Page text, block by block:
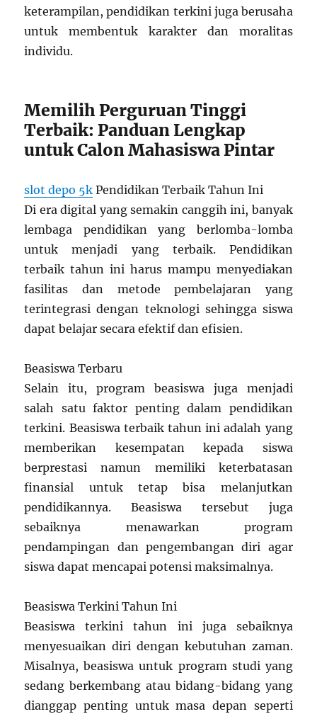
keterampilan, pendidikan terkini juga berusaha
untuk membentuk karakter dan moralitas
individu.
Memilih Perguruan Tinggi
Terbaik: Panduan Lengkap
untuk Calon Mahasiswa Pintar
slot depo 5k Pendidikan Terbaik Tahun Ini
Di era digital yang semakin canggih ini, banyak
lembaga pendidikan yang berlomba-lomba
untuk menjadi yang terbaik. Pendidikan
terbaik tahun ini harus mampu menyediakan
fasilitas dan metode pembelajaran yang
terintegrasi dengan teknologi sehingga siswa
dapat belajar secara efektif dan efisien.
Beasiswa Terbaru
Selain itu, program beasiswa juga menjadi
salah satu faktor penting dalam pendidikan
terkini. Beasiswa terbaik tahun ini adalah yang
memberikan kesempatan kepada siswa
berprestasi namun memiliki keterbatasan
finansial untuk tetap bisa melanjutkan
pendidikannya. Beasiswa tersebut juga
sebaiknya menawarkan program
pendampingan dan pengembangan diri agar
siswa dapat mencapai potensi maksimalnya.
Beasiswa Terkini Tahun Ini
Beasiswa terkini tahun ini juga sebaiknya
menyesuaikan diri dengan kebutuhan zaman.
Misalnya, beasiswa untuk program studi yang
sedang berkembang atau bidang-bidang yang
dianggap penting untuk masa depan seperti